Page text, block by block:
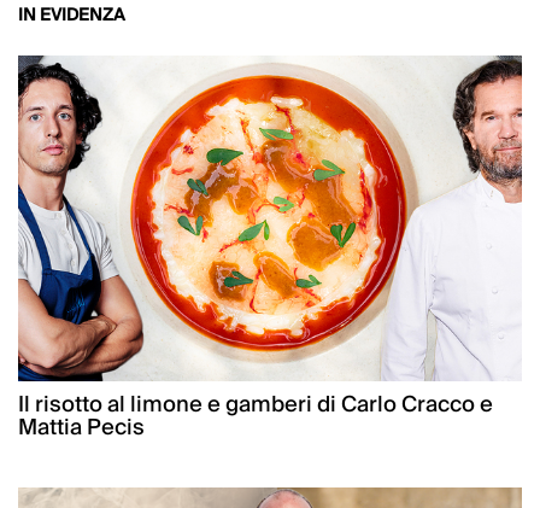
IN EVIDENZA
Il risotto al limone e gamberi di Carlo Cracco e
Mattia Pecis